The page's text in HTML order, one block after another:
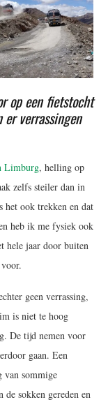
op een fietstocht
verrassingen
Limburg, helling op
zelfs steiler dan in
het ook trekken en dat
heb ik me fysiek ook
hele jaar door buiten
geen verrassing,
is niet te hoog
De tijd nemen voor
gaan. Een
van sommige
de sokken gereden en